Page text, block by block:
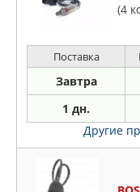
(4
Поставка
Завтра
1 дн.
Другие